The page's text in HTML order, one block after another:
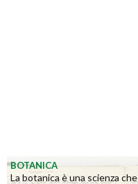
BOTANICA
La botanica è una scienza